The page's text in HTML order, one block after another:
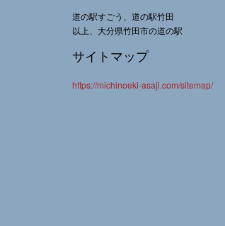
道の駅すごう、道の駅竹田
以上、大分県竹田市の道の駅
サイトマップ
https://michinoeki-asaji.com/sitemap/